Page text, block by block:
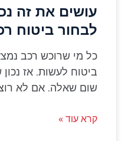
עושים את זה
לבחור ביטוח
כל מי שרוכש רכב
ביטוח לעשות. אז נכון
שום שאלה. אם לא
קרא עוד »